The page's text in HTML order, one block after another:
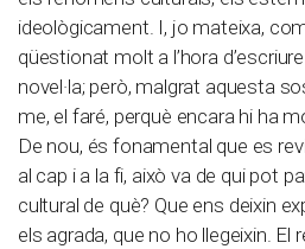
ideològicament. I, jo mateixa,
qüestionat molt a l’hora
novel·la; però, malgrat aquesta
me, el faré, perquè encara hi ha
De nou, és fonamental que es
al cap i a la fi, això va de qui pot
cultural de què? Que ens deixin
els agrada, que no ho llegeixin. El